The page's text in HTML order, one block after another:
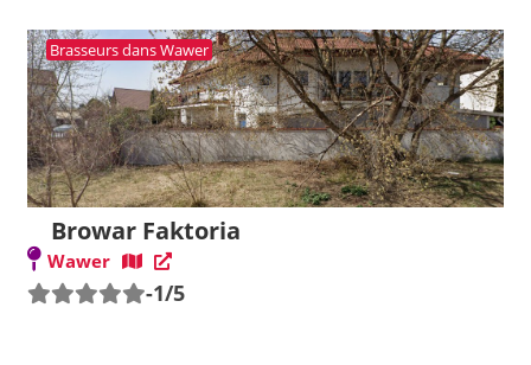
Brasseurs dans Wawer
Browar Faktoria
Wawer
-1/5